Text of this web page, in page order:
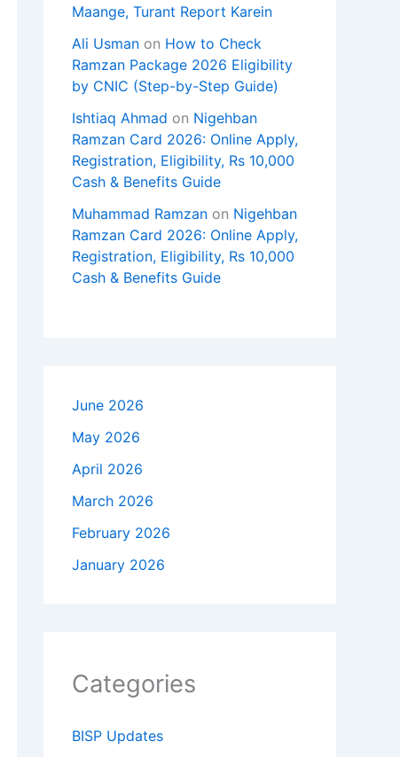
Maange, Turant Report Karein
Ali Usman on How to Check
Ramzan Package 2026 Eligibility
by CNIC (Step-by-Step Guide)
Ishtiaq Ahmad on Nigehban
Ramzan Card 2026: Online Apply,
Registration, Eligibility, Rs 10,000
Cash & Benefits Guide
Muhammad Ramzan on Nigehban
Ramzan Card 2026: Online Apply,
Registration, Eligibility, Rs 10,000
Cash & Benefits Guide
June 2026
May 2026
April 2026
March 2026
February 2026
January 2026
Categories
BISP Updates